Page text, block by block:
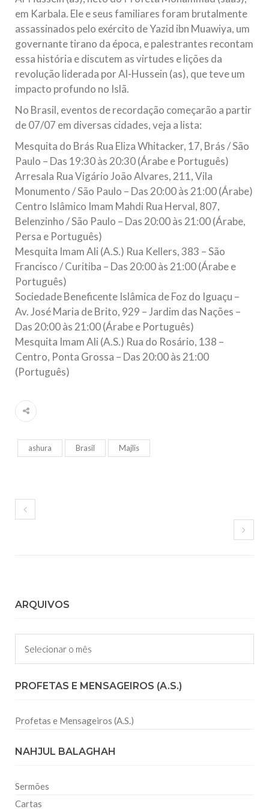
em Karbala. Ele e seus familiares foram brutalmente
assassinados pelo exército de Yazid ibn Muawiya, um
governante tirano da época, e palestrantes recontam
essa história e discutem as virtudes e lições da
revolução liderada por Al-Hussein (as), que teve um
impacto profundo no Islã.
No Brasil, eventos de recordação começarão a partir
de 07/07 em diversas cidades, veja a lista:
Mesquita do Brás Rua Eliza Whitacker, 17, Brás / São
Paulo – Das 19:30 às 20:30 (Árabe e Português)
Arresala Rua Vigário João Alvares, 211, Vila
Monumento / São Paulo – Das 20:00 às 21:00 (Árabe)
Centro Islâmico Imam Mahdi Rua Herval, 807,
Belenzinho / São Paulo – Das 20:00 às 21:00 (Árabe,
Persa e Português)
Mesquita Imam Ali (A.S.) Rua Kellers, 383 – São
Francisco / Curitiba – Das 20:00 às 21:00 (Árabe e
Português)
Sociedade Beneficente Islâmica de Foz do Iguaçu –
Av. José Maria de Brito, 929 – Jardim das Nações –
Das 20:00 às 21:00 (Árabe e Português)
Mesquita Imam Ali (A.S.) Rua do Rosário, 138 –
Centro, Ponta Grossa – Das 20:00 às 21:00
(Português)
ashura Brasil Majlis
ARQUIVOS
Arquivos
PROFETAS E MENSAGEIROS (A.S.)
Profetas e Mensageiros (A.S.)
NAHJUL BALAGHAH
Sermões
Cartas